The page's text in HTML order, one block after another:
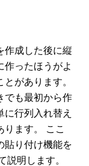
作成した後に縦
作ったほうがよ
があります。
でも最初から作
に行列入れ替え
ります。 ここ
貼り付け機能を
説明します。